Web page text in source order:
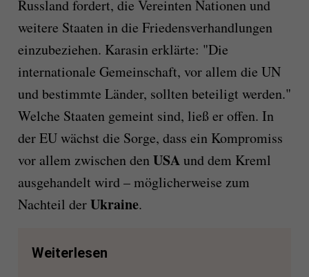
Russland fordert, die Vereinten Nationen und
weitere Staaten in die Friedensverhandlungen
einzubeziehen. Karasin erklärte: "Die
internationale Gemeinschaft, vor allem die UN
und bestimmte Länder, sollten beteiligt werden."
Welche Staaten gemeint sind, ließ er offen. In
der EU wächst die Sorge, dass ein Kompromiss
vor allem zwischen denUSAund dem Kreml
ausgehandelt wird – möglicherweise zum
Nachteil derUkraine.
Weiterlesen